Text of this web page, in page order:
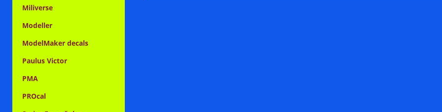
Miliverse
Modeller
ModelMaker decals
Paulus Victor
PMA
PROcal